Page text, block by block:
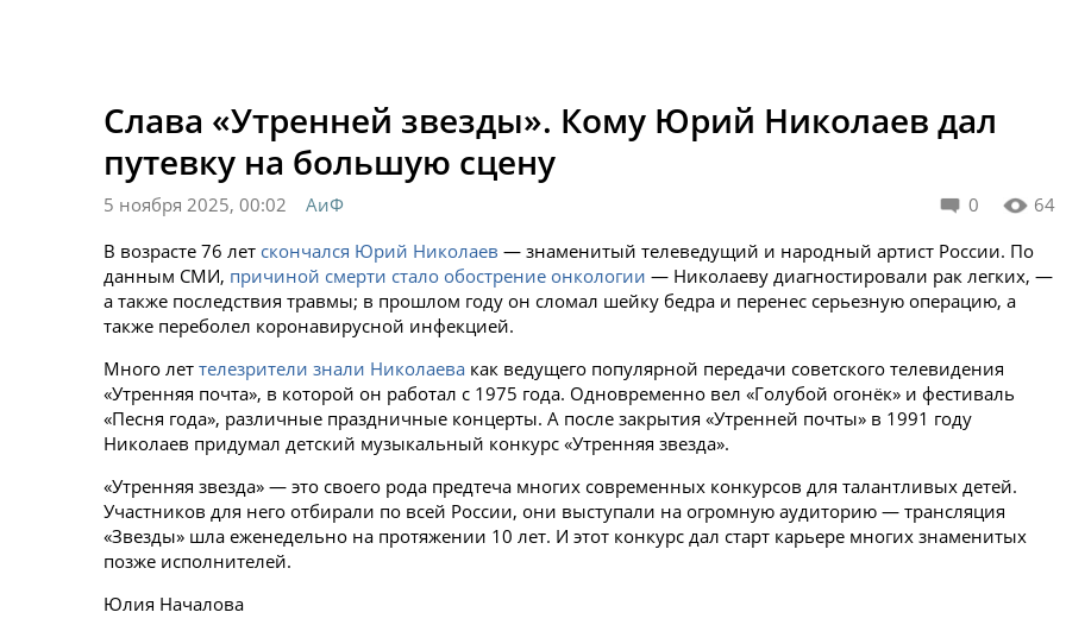
Слава «Утренней звезды». Кому Юрий Николаев дал
путевку на большую сцену
0 64
5 ноября 2025, 00:02
АиФ
В возрасте 76 лет скончался Юрий Николаев — знаменитый телеведущий и народный артист России. По
данным СМИ, причиной смерти стало обострение онкологии — Николаеву диагностировали рак легких, —
а также последствия травмы; в прошлом году он сломал шейку бедра и перенес серьезную операцию, а
также переболел коронавирусной инфекцией.
Много лет телезрители знали Николаева как ведущего популярной передачи советского телевидения
«Утренняя почта», в которой он работал с 1975 года. Одновременно вел «Голубой огонёк» и фестиваль
«Песня года», различные праздничные концерты. А после закрытия «Утренней почты» в 1991 году
Николаев придумал детский музыкальный конкурс «Утренняя звезда».
«Утренняя звезда» — это своего рода предтеча многих современных конкурсов для талантливых детей.
Участников для него отбирали по всей России, они выступали на огромную аудиторию — трансляция
«Звезды» шла еженедельно на протяжении 10 лет. И этот конкурс дал старт карьере многих знаменитых
позже исполнителей.
Юлия Началова